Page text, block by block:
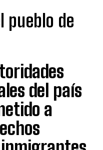
pueblo de
del país
a